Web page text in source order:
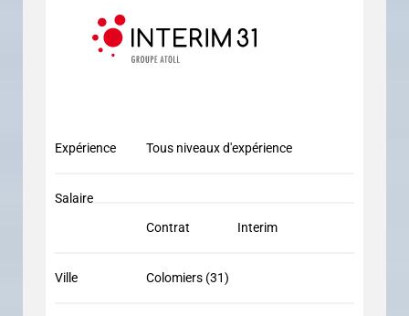
Expérience Tous niveaux d'expérience
Salaire
Contrat
Interim
Ville Colomiers (31)